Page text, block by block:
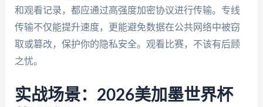
和观看记录，都应通过高强度加密协议进行传输。专线
传输不仅能提升速度，更能避免数据在公共网络中被窃
取或篡改，保护你的隐私安全。观看比赛，不该有后顾
之忧。
实战场景：2026美加墨世界杯